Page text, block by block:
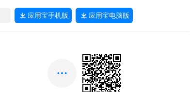
应用宝手机版 应用宝电脑版